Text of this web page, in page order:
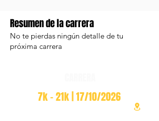
Resumen de la carrera
No te pierdas ningún detalle de tu
próxima carrera
7k - 21k | 17/10/2026